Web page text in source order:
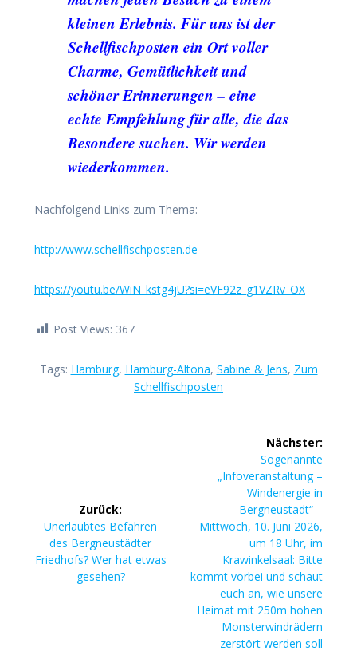
kleinen Erlebnis. Für uns ist der
Schellfischposten ein Ort voller
Charme, Gemütlichkeit und
schöner Erinnerungen – eine
echte Empfehlung für alle, die das
Besondere suchen. Wir werden
wiederkommen.
Nachfolgend Links zum Thema:
http://www.schellfischposten.de
https://youtu.be/WiN_kstg4jU?si=eVF92z_g1VZRv_OX
Post Views: 367
Tags: Hamburg, Hamburg-Altona, Sabine & Jens, Zum
Schellfischposten
Zurück:
Vorheriger
Beitrag:
Unerlaubtes Befahren
des Bergneustädter
Friedhofs? Wer hat etwas
gesehen?
Nächster:
Nächster
Beitrag:
Sogenannte
„Infoveranstaltung –
Windenergie in
Bergneustadt“ –
Mittwoch, 10. Juni 2026,
um 18 Uhr, im
Krawinkelsaal: Bitte
kommt vorbei und schaut
euch an, wie unsere
Heimat mit 250m hohen
Monsterwindrädern
zerstört werden soll